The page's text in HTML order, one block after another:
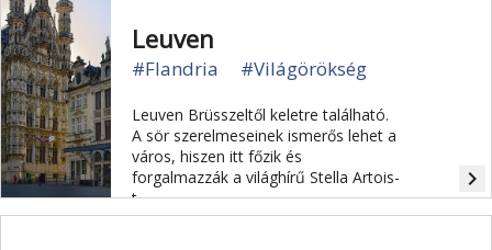
Leuven
#Flandria #Világörökség
Leuven Brüsszeltől keletre található.
A sör szerelmeseinek ismerős lehet a
város, hiszen itt főzik és
forgalmazzák a világhírű Stella Artois-
t.
navigate_next